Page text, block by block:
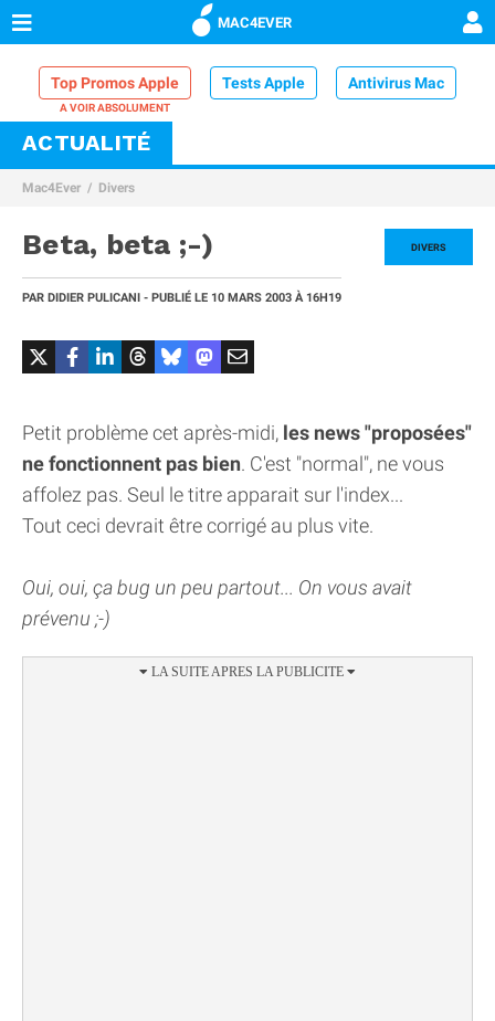
MAC4EVER
Top Promos Apple Tests Apple Antivirus Mac
VPN Mac
Comparatif iPhone
ACTUALITÉ
Mac4Ever Divers
DIVERS
Beta, beta ;-)
PAR DIDIER PULICANI - PUBLIÉ LE 10 MARS 2003 À 16H19
Petit problème cet après-midi, les news "proposées"
ne fonctionnent pas bien. C'est "normal", ne vous
affolez pas. Seul le titre apparait sur l'index...
Tout ceci devrait être corrigé au plus vite.
Oui, oui, ça bug un peu partout... On vous avait
prévenu ;-)